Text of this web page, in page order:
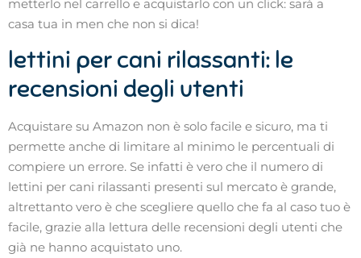
metterlo nel carrello e acquistarlo con un click: sarà a
casa tua in men che non si dica!
lettini per cani rilassanti: le
recensioni degli utenti
Acquistare su Amazon non è solo facile e sicuro, ma ti
permette anche di limitare al minimo le percentuali di
compiere un errore. Se infatti è vero che il numero di
lettini per cani rilassanti presenti sul mercato è grande,
altrettanto vero è che scegliere quello che fa al caso tuo è
facile, grazie alla lettura delle recensioni degli utenti che
già ne hanno acquistato uno.